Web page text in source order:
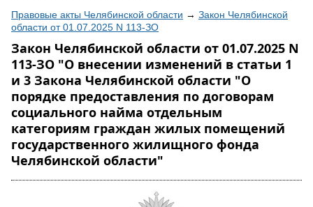
Правовые акты Челябинской области → Закон Челябинской
области от 01.07.2025 N 113-ЗО
Закон Челябинской области от 01.07.2025 N
113-ЗО "О внесении изменений в статьи 1
и 3 Закона Челябинской области "О
порядке предоставления по договорам
социального найма отдельным
категориям граждан жилых помещений
государственного жилищного фонда
Челябинской области"